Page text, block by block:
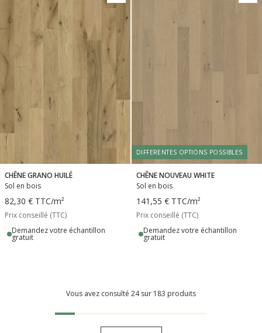
CHÊNE GRANO HUILÉ
Sol en bois
82,30 € TTC/m²
Prix conseillé (TTC)
Demandez votre échantillon
gratuit
DIFFERENTES OPTIONS POSSIBLES
CHÊNE NOUVEAU WHITE
Sol en bois
141,55 € TTC/m²
Prix conseillé (TTC)
Demandez votre échantillon
gratuit
Vous avez consulté 24 sur 183 produits